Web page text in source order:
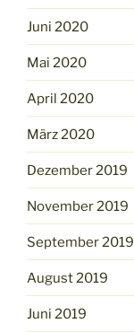
Juni 2020
Mai 2020
April 2020
März 2020
Dezember 2019
November 2019
September 2019
August 2019
Juni 2019